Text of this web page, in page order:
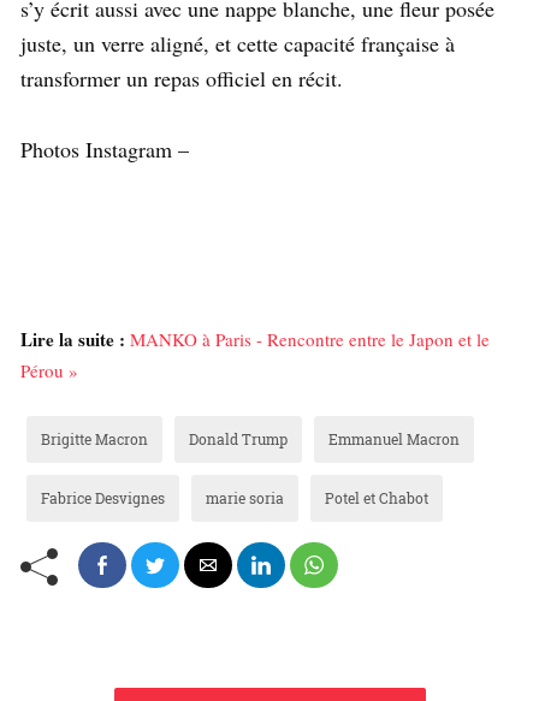
s’y écrit aussi avec une nappe blanche, une fleur posée
juste, un verre aligné, et cette capacité française à
transformer un repas officiel en récit.
Photos Instagram –
Lire la suite : MANKO à Paris - Rencontre entre le Japon et le
Pérou »
Brigitte Macron Donald Trump Emmanuel Macron
Fabrice Desvignes marie soria Potel et Chabot